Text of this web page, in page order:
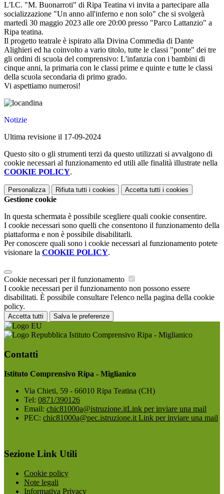
L'I.C. "M. Buonarroti" di Ripa Teatina vi invita a partecipare alla
socializzazione "Un anno all'inferno e non solo" che si svolgerà
martedì 30 maggio 2023 alle ore 20:00 presso "Parco Lattanzio" a
Ripa teatina.
Il progetto teatrale è ispirato alla Divina Commedia di Dante
Alighieri ed ha coinvolto a vario titolo, tutte le classi "ponte" dei tre
gli ordini di scuola del comprensivo: L'infanzia con i bambini di
cinque anni, la primaria con le classi prime e quinte e tutte le classi
della scuola secondaria di primo grado.
Vi aspettiamo numerosi!
Notizie
Ultima revisione il 17-09-2024
Questo sito o gli strumenti terzi da questo utilizzati si avvalgono di
cookie necessari al funzionamento ed utili alle finalità illustrate nella
COOKIE POLICY.
Personalizza Rifiuta tutti i cookies Accetta tutti i cookies
Gestione cookie
In questa schermata è possibile scegliere quali cookie consentire.
I cookie necessari sono quelli che consentono il funzionamento della
piattaforma e non è possibile disabilitarli.
Per conoscere quali sono i cookie necessari al funzionamento potete
visionare la COOKIE POLICY.
Cookie necessari per il funzionamento
I cookie necessari per il funzionamento non possono essere
disabilitati. È possibile consultare l'elenco nella pagina della cookie
policy.
Accetta tutti Salva le preferenze
Istituto Comprensivo Ripa - Miglianico
Contatti
Istituto Comprensivo Ripa - Miglianico
Via Chieti, 59 - 66010 Ripa Teatina (CH)
Tel: 0871/390126
Email: chic81000a@istruzione.itLink per inviare una mail
PEC: chic81000a@pec.istruzione.it Link per inviare una mail
Sezione Link Utili
Cookie policy
Note legali
Informativa Privacy